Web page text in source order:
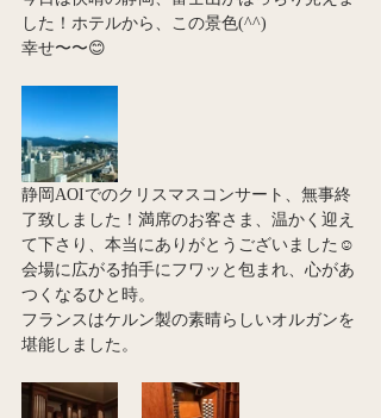
した！ホテルから、この景色(^^)
幸せ〜〜😊
静岡AOIでのクリスマスコンサート、無事終
了致しました！満席のお客さま、温かく迎え
て下さり、本当にありがとうございました☺️
会場に広がる拍手にフワッと包まれ、心があ
つくなるひと時。
フランスはケルン製の素晴らしいオルガンを
堪能しました。